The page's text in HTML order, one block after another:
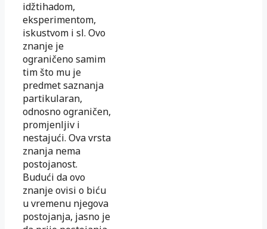
idžtihadom,
eksperimentom,
iskustvom i sl. Ovo
znanje je
ograničeno samim
tim što mu je
predmet saznanja
partikularan,
odnosno ograničen,
promjenljiv i
nestajući. Ova vrsta
znanja nema
postojanost.
Budući da ovo
znanje ovisi o biću
u vremenu njegova
postojanja, jasno je